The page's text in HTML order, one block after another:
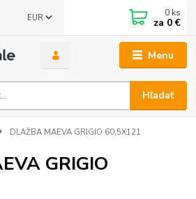
Menu
EUR
Hľadať
0 ks
za 0 €
DLAŽBA MAEVA GRIGIO 60,5X121
GRIGIO